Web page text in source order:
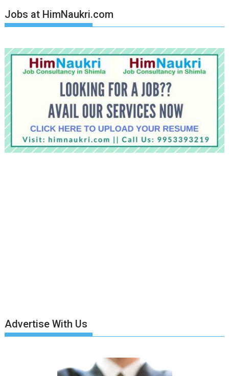
Jobs at HimNaukri.com
Advertise With Us